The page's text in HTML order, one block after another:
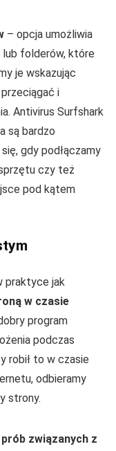
– opcja umożliwia
lub folderów, które
je wskazując
i
Antivirus Surfshark
są bardzo
gdy podłączamy
czy też
pod kątem
praktyce jak
w czasie
program
podczas
robił to w czasie
odbieramy
strony.
związanych z